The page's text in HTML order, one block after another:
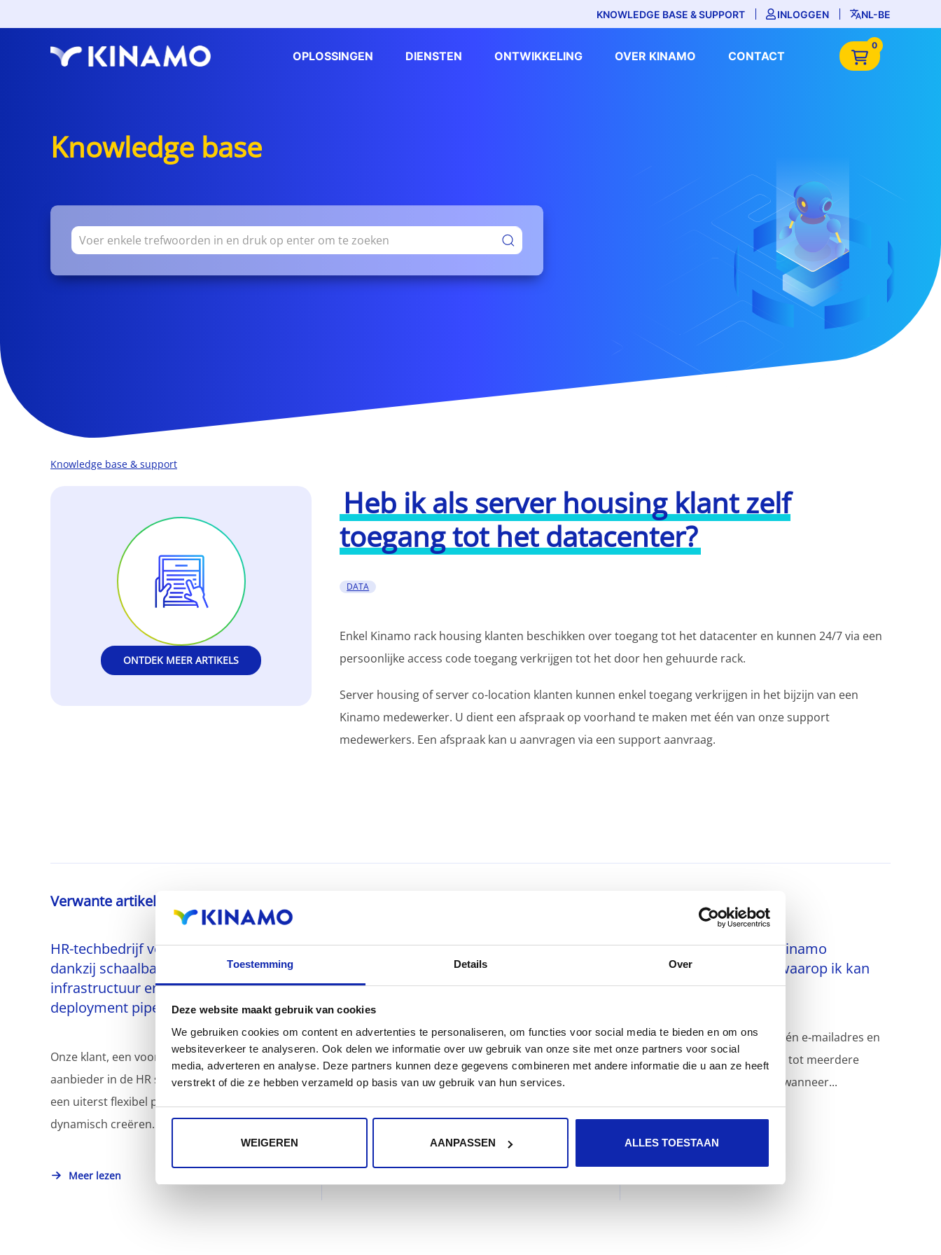
Toestemming Details Over
Deze website maakt gebruik van cookies
We gebruiken cookies om content en advertenties te personaliseren, om functies voor social media te bieden en om ons
websiteverkeer te analyseren. Ook delen we informatie over uw gebruik van onze site met onze partners voor social
media, adverteren en analyse. Deze partners kunnen deze gegevens combineren met andere informatie die u aan ze heeft
verstrekt of die ze hebben verzameld op basis van uw gebruik van hun services.
WEIGEREN AANPASSEN ALLES TOESTAAN
KNOWLEDGE BASE & SUPPORT INLOGGEN NL-BE
OPLOSSINGEN DIENSTEN ONTWIKKELING OVER KINAMO CONTACT
0
Knowledge base
Knowledge base & support
ONTDEK MEER ARTIKELS
Heb ik als server housing klant zelf
toegang tot het datacenter?
DATA
Enkel Kinamo rack housing klanten beschikken over toegang tot het datacenter en kunnen 24/7 via een
persoonlijke access code toegang verkrijgen tot het door hen gehuurde rack.
Server housing of server co-location klanten kunnen enkel toegang verkrijgen in het bijzijn van een
Kinamo medewerker. U dient een afspraak op voorhand te maken met één van onze support
medewerkers. Een afspraak kan u aanvragen via een support aanvraag.
Verwante artikelen
HR-techbedrijf versnelt innovatie
dankzij schaalbare AWS-
infrastructuur en geautomatiseerde
deployment pipelines
Onze klant, een vooraanstaande SaaS-
aanbieder in de HR sector, biedt zijn klanten
een uiterst flexibel platform voor het
dynamisch creëren...
Meer lezen
Hoe pas ik mijn bedrijfsgegevens
adresgegevens van uw account aanpassen
(straat, nummer, postcode en stad).
Waarom zie ik in MyKinamo
meerdere bedrijven waarop ik kan
inloggen?
In MyKinamo kunt u met één e‑mailadres en
één login toegang hebben tot meerdere
bedrijven. Dit is het geval wanneer...